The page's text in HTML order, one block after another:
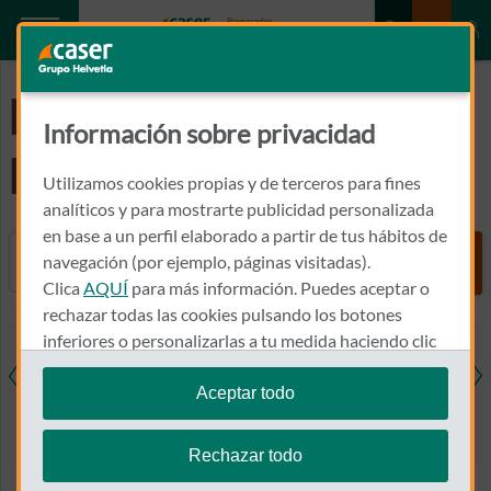
Preguntas
Frecuentes
Buscador
Salud Hogar Coche
Información sobre privacidad
Utilizamos cookies propias y de terceros para fines
analíticos y para mostrarte publicidad personalizada
en base a un perfil elaborado a partir de tus hábitos de
navegación (por ejemplo, páginas visitadas).
Clica AQUÍ para más información. Puedes aceptar o
rechazar todas las cookies pulsando los botones
inferiores o personalizarlas a tu medida haciendo clic
en"configurar cookies".
Te recordamos que puedes modificar tus ajustes de
cookies en cualquier momento en la sección
Aceptar todo
Rechazar todo